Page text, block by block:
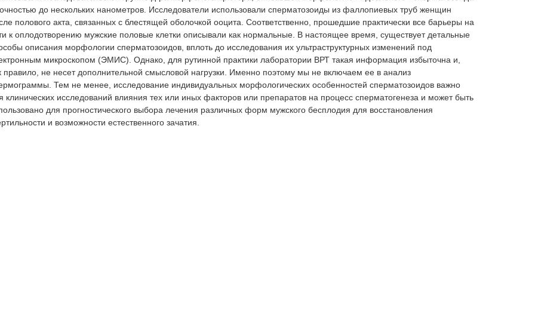
до нескольких нанометров. Исследователи использовали сперматозоиды из фаллопиевых труб женщин
полового акта, связанных с блестящей оболочкой ооцита. Соответственно, прошедшие практически все барьеры на
к оплодотворению мужские половые клетки описывали как нормальные. В настоящее время, существует детальные
описания морфологии сперматозоидов, вплоть до исследования их ультраструктурных изменений под
микроскопом (ЭМИС). Однако, для рутинной практики лаборатории ВРТ такая информация избыточна и,
правило, не несет дополнительной смысловой нагрузки. Именно поэтому мы не включаем ее в анализ
Тем не менее, исследование индивидуальных морфологических особенностей сперматозоидов важно
клинических исследований влияния тех или иных факторов или препаратов на процесс сперматогенеза и может быть
для прогностического выбора лечения различных форм мужского бесплодия для восстановления
и возможности естественного зачатия.